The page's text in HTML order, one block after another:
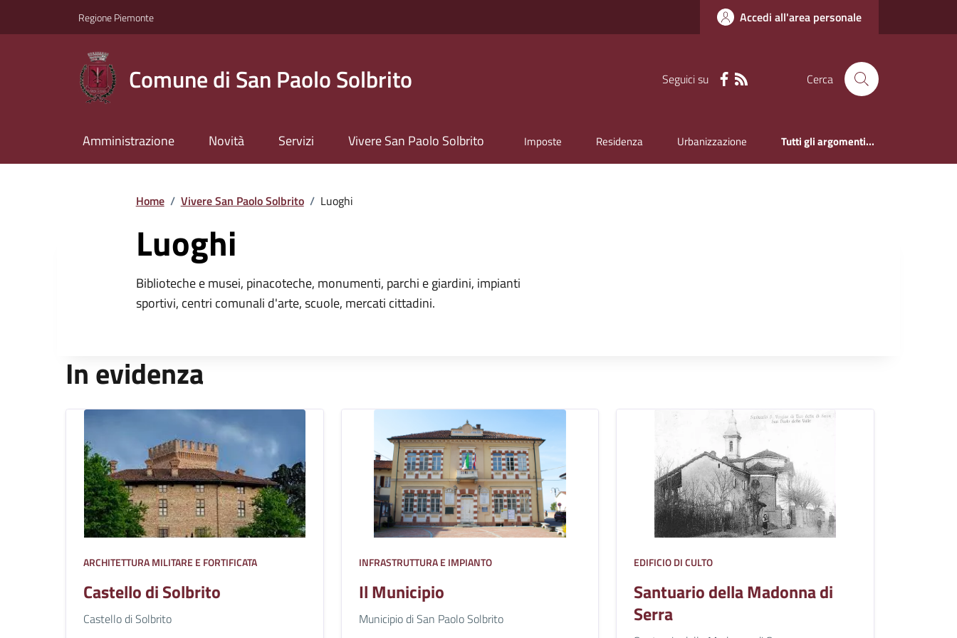
Regione Piemonte Accedi all'area personale
Comune di San Paolo Solbrito Seguici su Cerca
Amministrazione Novità Servizi Vivere San Paolo Solbrito Imposte Residenza Urbanizzazione Tutti gli argomenti...
Home / Vivere San Paolo Solbrito / Luoghi
Luoghi
Biblioteche e musei, pinacoteche, monumenti, parchi e giardini, impianti
sportivi, centri comunali d'arte, scuole, mercati cittadini.
In evidenza
ARCHITETTURA MILITARE E FORTIFICATA
Castello di Solbrito
Castello di Solbrito
INFRASTRUTTURA E IMPIANTO
Il Municipio
Municipio di San Paolo Solbrito
EDIFICIO DI CULTO
Santuario della Madonna di
Serra